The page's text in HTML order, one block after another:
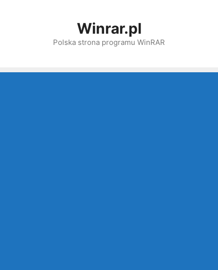
Winrar.pl
Polska strona programu WinRAR